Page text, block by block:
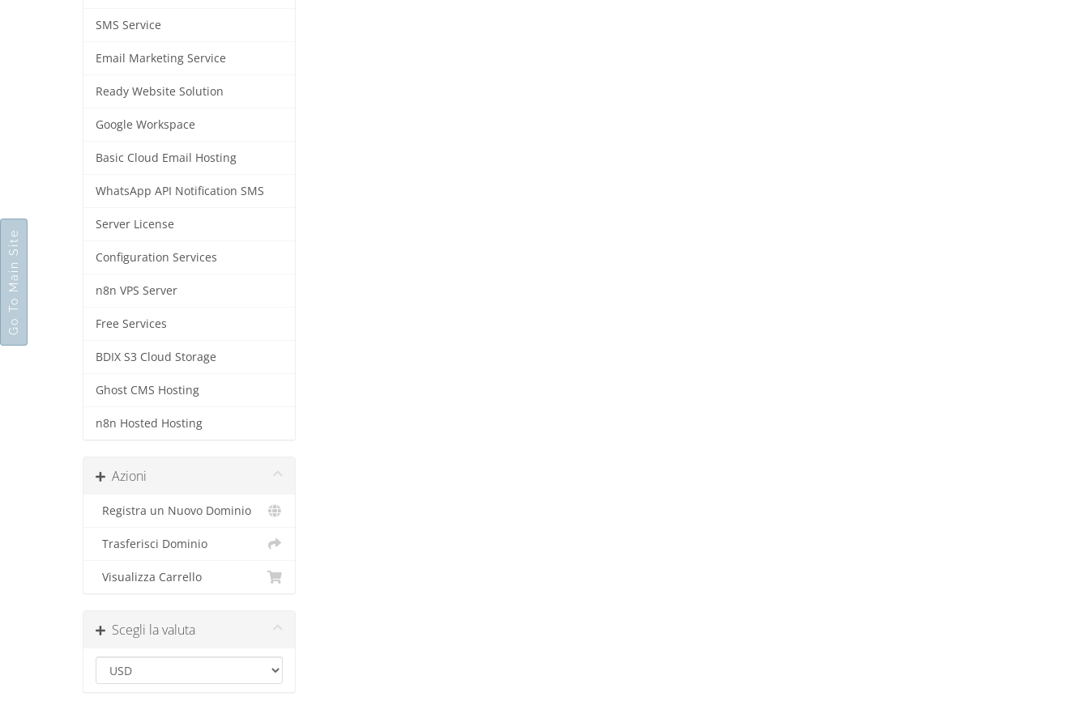
SMS Service
Email Marketing Service
Ready Website Solution
Google Workspace
Basic Cloud Email Hosting
WhatsApp API Notification SMS
Server License
Configuration Services
n8n VPS Server
Free Services
BDIX S3 Cloud Storage
Ghost CMS Hosting
n8n Hosted Hosting
Azioni
Registra un Nuovo Dominio
Trasferisci Dominio
Visualizza Carrello
Scegli la valuta
Go To Main Site